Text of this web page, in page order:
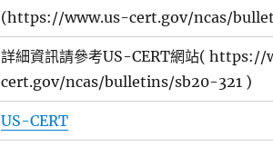
(https://www.us-cert.gov/ncas/
詳細資訊請參考US-CERT網站(
cert.gov/ncas/bulletins/sb20-321 )
US-CERT